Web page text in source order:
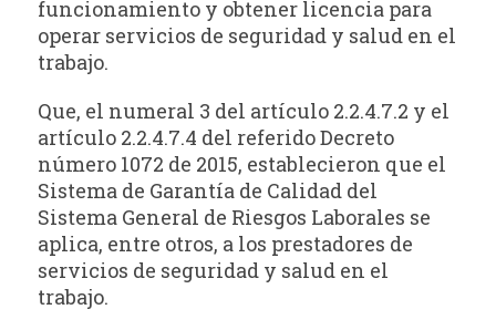
funcionamiento y obtener licencia para
operar servicios de seguridad y salud en el
trabajo.
Que, el numeral 3 del artículo 2.2.4.7.2 y el
artículo 2.2.4.7.4 del referido Decreto
número 1072 de 2015, establecieron que el
Sistema de Garantía de Calidad del
Sistema General de Riesgos Laborales se
aplica, entre otros, a los prestadores de
servicios de seguridad y salud en el
trabajo.